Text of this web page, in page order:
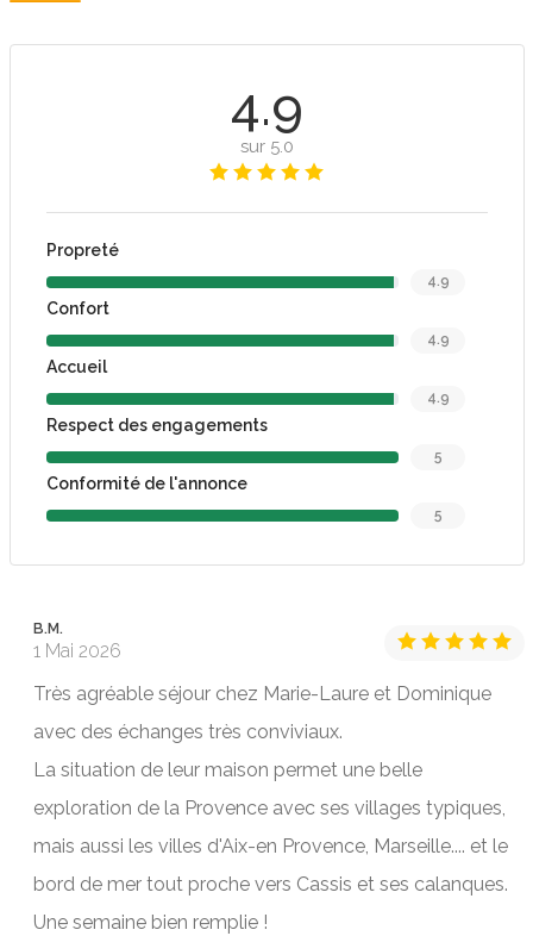
4.9
sur 5.0
Propreté
4.9
Confort
4.9
Accueil
4.9
Respect des engagements
5
Conformité de l'annonce
5
B.M.
1 Mai 2026
Très agréable séjour chez Marie-Laure et Dominique
avec des échanges très conviviaux.
La situation de leur maison permet une belle
exploration de la Provence avec ses villages typiques,
mais aussi les villes d'Aix-en Provence, Marseille.... et le
bord de mer tout proche vers Cassis et ses calanques.
Une semaine bien remplie !